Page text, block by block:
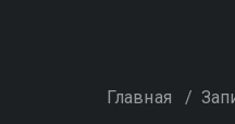
Главная /